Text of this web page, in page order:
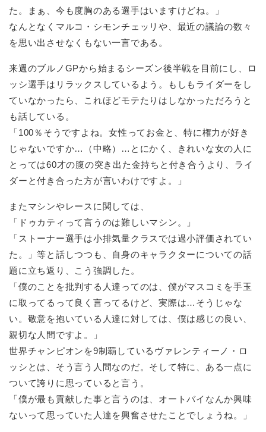
た。まぁ、今も度胸のある選手はいますけどね。」
なんとなくマルコ・シモンチェッリや、最近の議論の数々
を思い出させなくもない一言である。
来週のブルノGPから始まるシーズン後半戦を目前にし、ロ
ッシ選手はリラックスしているよう。もしもライダーをし
ていなかったら、これほどモテたりはしなかっただろうと
も話している。
「100％そうですよね。女性ってお金と、特に権力が好き
じゃないですか…（中略）…とにかく、きれいな女の人に
とっては60才の腹の突き出た金持ちと付き合うより、ライ
ダーと付き合った方が言いわけですよ。」
またマシンやレースに関しては、
「ドゥカティって言うのは難しいマシン。」
「ストーナー選手は小排気量クラスでは過小評価されてい
た。」等と話しつつも、自身のキャラクターについての話
題に立ち返り、こう強調した。
「僕のことを批判する人達ってのは、僕がマスコミを手玉
に取ってるって良く言ってるけど、実際は…そうじゃな
い。敬意を抱いている人達に対しては、僕は感じの良い、
親切な人間ですよ。」
世界チャンピオンを9制覇しているヴァレンティーノ・ロ
ッシとは、そう言う人間なのだ。そして特に、ある一点に
ついて誇りに思っていると言う。
「僕が最も貢献した事と言うのは、オートバイなんか興味
ないって思っていた人達を興奮させたことでしょうね。」